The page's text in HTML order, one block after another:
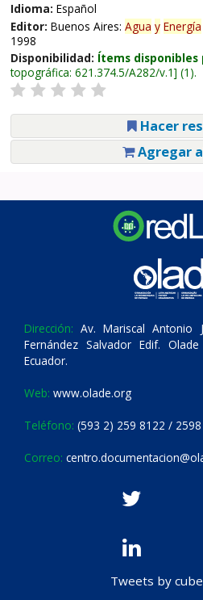
Idioma: Español
Editor: Buenos Aires: Agua y Energía
1998
Disponibilidad: Ítems
topográfica: 621.374.5/A282/v.1 (1).
Hacer
Agregar
Dirección: Av. Mariscal Antonio
Fernández Salvador Edif.
Ecuador.
Web: www.olade.org
Teléfono: (593 2) 259 8122 /
Correo:
Tweets by